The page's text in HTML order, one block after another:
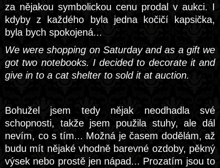
za nějakou symbolickou cenu prodal v aukci. I
kdyby z každého byla jedna kočičí kapsička,
byla bych spokojená...
We were shopping on Saturday and as a gift we
got two notebooks. I decided to decorate it and
give in to a cat shelter to sold it at auction.
Bohužel jsem tedy nějak neodhadla své
schopnosti, takže jsem použila stuhy, ale dál
nevím, co s tím... Možná je časem dodělám, až
budu mít nějaké vhodně barevné ozdoby, pěkný
výsek nebo prostě jen nápad... Prozatím jsou to